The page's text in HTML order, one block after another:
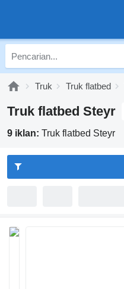
Truk Truk flatbed
Truk flatbed Steyr
9 iklan: Truk flatbed Steyr